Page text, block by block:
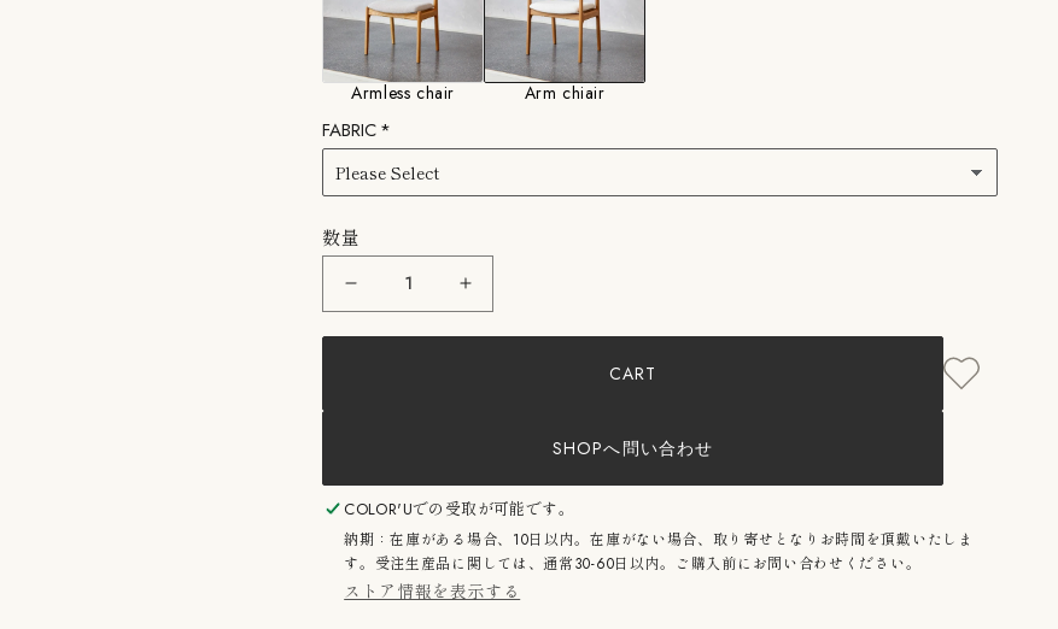
Armless chair Arm chiair
FABRIC
数量
COLOR&#39;U：
PIKE
ARM
ク
ア
ー
ム
チ
ェ
COLOR&#39;U：
PIKE
ARM
ク
ア
ー
ム
チ
ェ
CART
SHOPへ問い合わせ
COLOR'Uでの受取が可能です。
納期：在庫がある場合、10日以内。在庫がない場合、取り寄せとなりお時間を頂戴いたしま
す。受注生産品に関しては、通常30-60日以内。ご購入前にお問い合わせください。
ストア情報を表示する